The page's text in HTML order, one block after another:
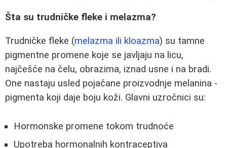
Šta su trudničke fleke i melazma?
Trudničke fleke (melazma ili kloazma) su tamne
pigmentne promene koje se javljaju na licu,
najčešće na čelu, obrazima, iznad usne i na bradi.
One nastaju usled pojačane proizvodnje melanina -
pigmenta koji daje boju koži. Glavni uzročnici su:
Hormonske promene tokom trudnoće
Upotreba hormonalnih kontraceptiva